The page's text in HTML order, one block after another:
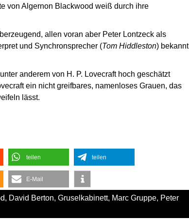
von Algernon Blackwood weiß durch ihre
allen voran aber Peter Lontzeck als
und Synchronsprecher (Tom Hiddleston) bekannt
anderem von H. P. Lovecraft hoch geschätzt
ein nicht greifbares, namenloses Grauen, das
lässt.
teilen teilen
E-Mail
, David Berton, Gruselkabinett, Marc Gruppe, Peter